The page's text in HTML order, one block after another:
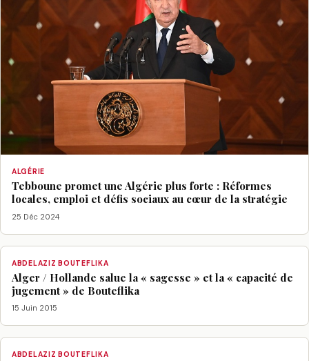
ALGÉRIE
Tebboune promet une Algérie plus forte : Réformes
locales, emploi et défis sociaux au cœur de la stratégie
25 Déc 2024
ABDELAZIZ BOUTEFLIKA
Alger / Hollande salue la « sagesse » et la « capacité de
jugement » de Bouteflika
15 Juin 2015
ABDELAZIZ BOUTEFLIKA